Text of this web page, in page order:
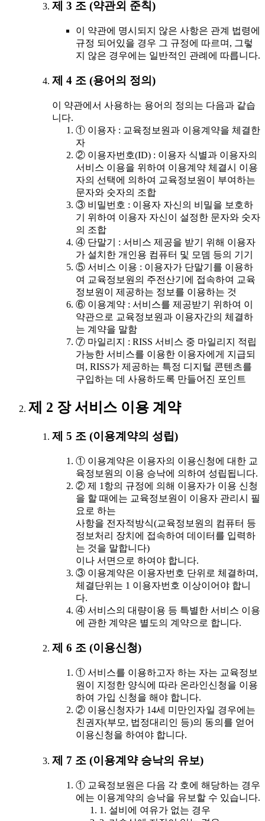
제 3 조 (약관외 준칙)
이 약관에 명시되지 않은 사항은 관계 법령에
규정 되어있을 경우 그 규정에 따르며, 그렇
지 않은 경우에는 일반적인 관례에 따릅니다.
제 4 조 (용어의 정의)
이 약관에서 사용하는 용어의 정의는 다음과 같습
니다.
① 이용자 : 교육정보원과 이용계약을 체결한
자
② 이용자번호(ID) : 이용자 식별과 이용자의
서비스 이용을 위하여 이용계약 체결시 이용
자의 선택에 의하여 교육정보원이 부여하는
문자와 숫자의 조합
③ 비밀번호 : 이용자 자신의 비밀을 보호하
기 위하여 이용자 자신이 설정한 문자와 숫자
의 조합
④ 단말기 : 서비스 제공을 받기 위해 이용자
가 설치한 개인용 컴퓨터 및 모뎀 등의 기기
⑤ 서비스 이용 : 이용자가 단말기를 이용하
여 교육정보원의 주전산기에 접속하여 교육
정보원이 제공하는 정보를 이용하는 것
⑥ 이용계약 : 서비스를 제공받기 위하여 이
약관으로 교육정보원과 이용자간의 체결하
는 계약을 말함
⑦ 마일리지 : RISS 서비스 중 마일리지 적립
가능한 서비스를 이용한 이용자에게 지급되
며, RISS가 제공하는 특정 디지털 콘텐츠를
구입하는 데 사용하도록 만들어진 포인트
제 2 장 서비스 이용 계약
제 5 조 (이용계약의 성립)
① 이용계약은 이용자의 이용신청에 대한 교
육정보원의 이용 승낙에 의하여 성립됩니다.
② 제 1항의 규정에 의해 이용자가 이용 신청
을 할 때에는 교육정보원이 이용자 관리시 필
요로 하는
사항을 전자적방식(교육정보원의 컴퓨터 등
정보처리 장치에 접속하여 데이터를 입력하
는 것을 말합니다)
이나 서면으로 하여야 합니다.
③ 이용계약은 이용자번호 단위로 체결하며,
체결단위는 1 이용자번호 이상이어야 합니
다.
④ 서비스의 대량이용 등 특별한 서비스 이용
에 관한 계약은 별도의 계약으로 합니다.
제 6 조 (이용신청)
① 서비스를 이용하고자 하는 자는 교육정보
원이 지정한 양식에 따라 온라인신청을 이용
하여 가입 신청을 해야 합니다.
② 이용신청자가 14세 미만인자일 경우에는
친권자(부모, 법정대리인 등)의 동의를 얻어
이용신청을 하여야 합니다.
제 7 조 (이용계약 승낙의 유보)
① 교육정보원은 다음 각 호에 해당하는 경우
에는 이용계약의 승낙을 유보할 수 있습니다.
1. 설비에 여유가 없는 경우